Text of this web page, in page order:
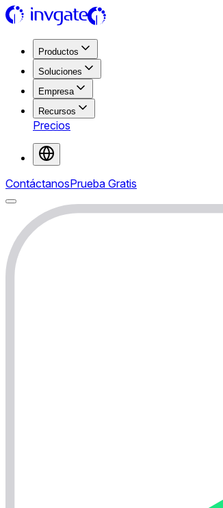
Productos
Soluciones
Empresa
Recursos
Precios
ContáctanosPrueba Gratis